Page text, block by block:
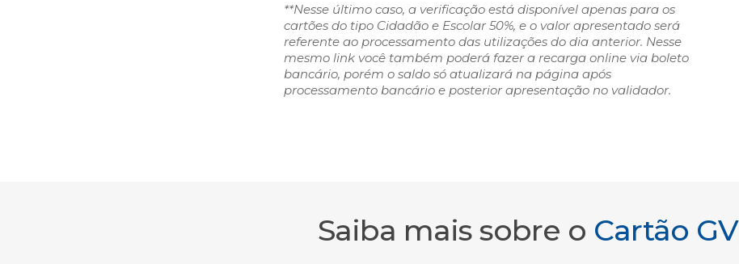
**Nesse último caso, a verificação está disponível apenas para os
cartões do tipo Cidadão e Escolar 50%, e o valor apresentado será
referente ao processamento das utilizações do dia anterior. Nesse
mesmo link você também poderá fazer a recarga online via boleto
bancário, porém o saldo só atualizará na página após
processamento bancário e posterior apresentação no validador.
Saiba mais sobre o Cartão GV